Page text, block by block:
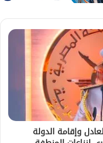
وإقامة الدولة